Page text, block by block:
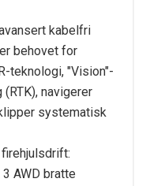
kabelfri
behovet for
teknologi, "Vision"-
navigerer
systematisk
AWD bratte